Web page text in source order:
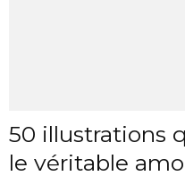
50 illustrations
le véritable